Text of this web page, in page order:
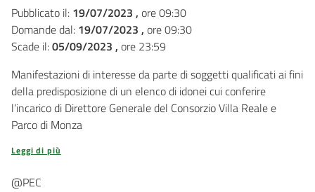
Pubblicato il: 19/07/2023 , ore 09:30
Domande dal: 19/07/2023 , ore 09:30
Scade il:05/09/2023 , ore 23:59
Manifestazioni di interesse da parte di soggetti qualificati ai fini
della predisposizione di un elenco di idonei cui conferire
l’incarico di Direttore Generale del Consorzio Villa Reale e
Parco di Monza
Leggi di più
@PEC